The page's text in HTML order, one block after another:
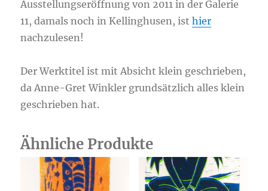
Ausstellungseröffnung von 2011 in der Galerie
11, damals noch in Kellinghusen, isthier
nachzulesen!
Der Werktitel ist mit Absicht klein geschrieben,
da Anne-Gret Winkler grundsätzlich alles klein
geschrieben hat.
Ähnliche Produkte